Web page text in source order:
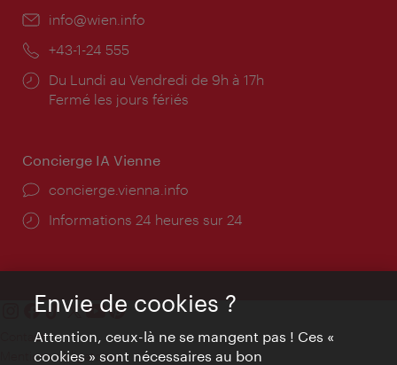
E-
info@wien.info
Téléphone:
+43-1-24 555
Horaires
d'ouverture:
Du Lundi au Vendredi de 9h à 17h
Fermé les jours fériés
Concierge IA Vienne
Ort:
concierge.vienna.info
Öffnungszeiten:
Informations 24 heures sur 24
Contact
Mentions obligatoires
Envie de cookies ?
Attention, ceux-là ne se mangent pas ! Ces «
cookies » sont nécessaires au bon